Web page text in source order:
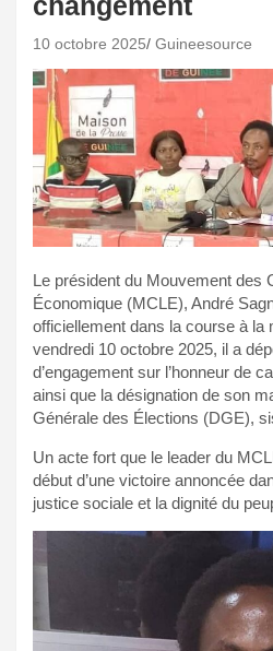
10 octobre 2025 Guineesource
Le président du Mouvement des
Économique (MCLE), André
officiellement dans la course à la
vendredi 10 octobre 2025, il a
d’engagement sur l’honneur de
ainsi que la désignation de son
Générale des Élections (DGE),
Un acte fort que le leader du
début d’une victoire annoncée
justice sociale et la dignité du